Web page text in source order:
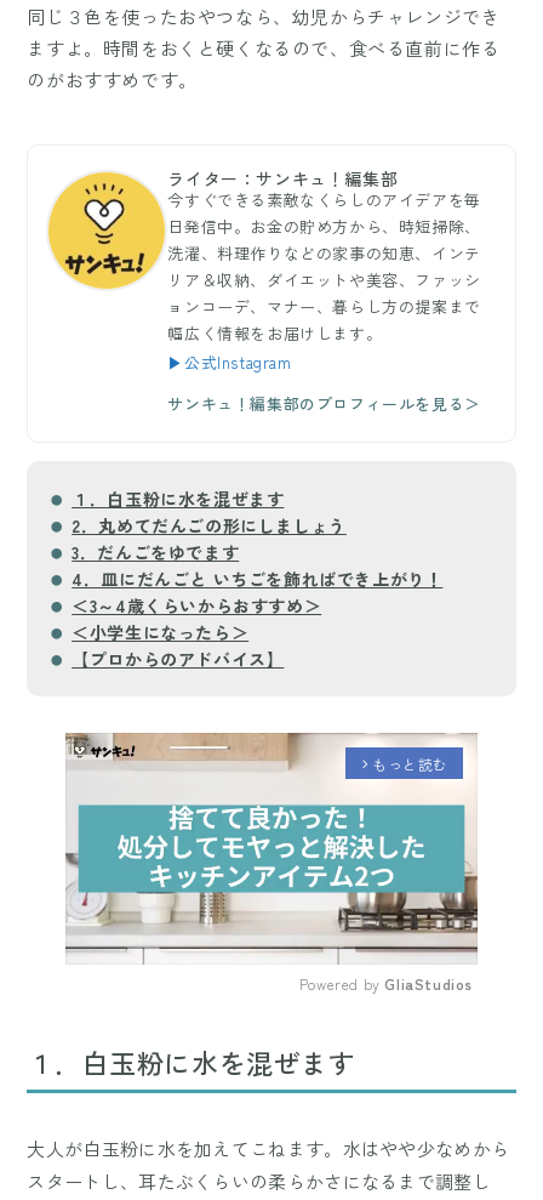
同じ３色を使ったおやつなら、幼児からチャレンジでき
ますよ。時間をおくと硬くなるので、食べる直前に作る
のがおすすめです。
ライター：サンキュ！編集部
今すぐできる素敵なくらしのアイデアを毎
日発信中。お金の貯め方から、時短掃除、
洗濯、料理作りなどの家事の知恵、インテ
リア＆収納、ダイエットや美容、ファッシ
ョンコーデ、マナー、暮らし方の提案まで
幅広く情報をお届けします。
▶公式Instagram
サンキュ！編集部のプロフィールを見る＞
１．白玉粉に水を混ぜます
2．丸めてだんごの形にしましょう
3．だんごをゆでます
4．皿にだんごと いちごを飾ればでき上がり！
＜3～4歳くらいからおすすめ＞
＜小学生になったら＞
【プロからのアドバイス】
arrow_forward_ios もっと読む
Powered by GliaStudios
１．白玉粉に水を混ぜます
大人が白玉粉に水を加えてこねます。水はやや少なめから
スタートし、耳たぶくらいの柔らかさになるまで調整し